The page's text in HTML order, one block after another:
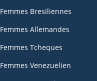
Femmes Bresiliennes
Femmes Allemandes
Femmes Tcheques
Femmes Venezuelien